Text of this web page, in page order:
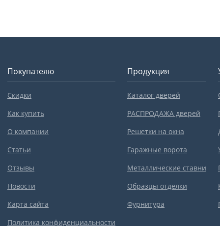
Покупателю
Скидки
Как купить
О компании
Статьи
Отзывы
Новости
Карта сайта
Политика конфиденциальности
Продукция
Каталог дверей
РАСПРОДАЖА дверей
Решетки на окна
Гаражные ворота
Металлические ставни
Образцы отделки
Фурнитура